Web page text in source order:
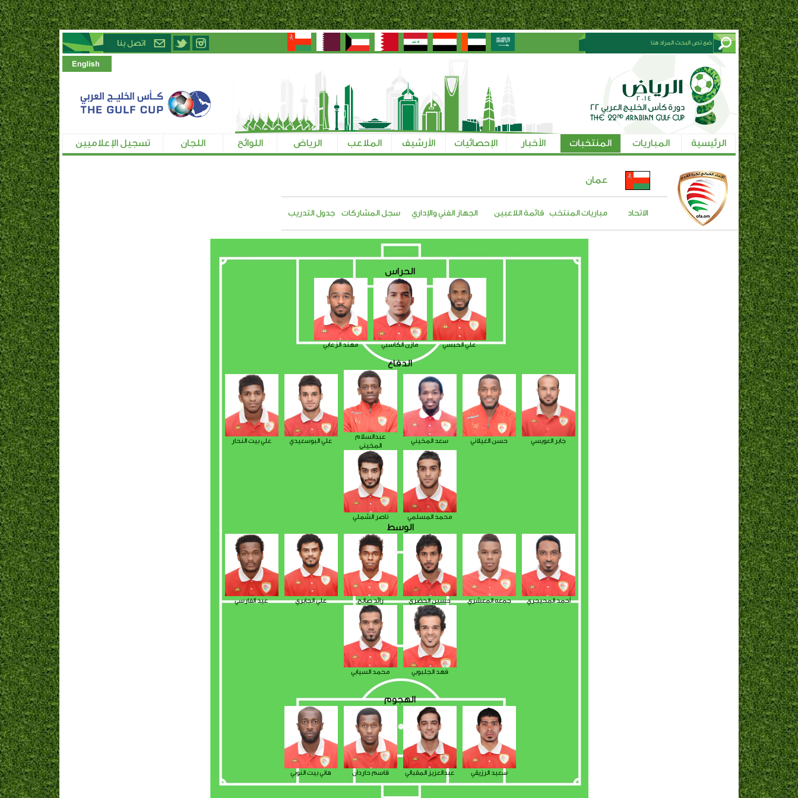
الرئيسية المباريات المنتخبات الأخبار الإحصائيات الأرشيف الملاعب الرياض اللوائح اللجان تسجيل الإعلاميين
عمان
الاتحاد مباريات المنتخب قائمة اللاعبين الجهاز الفني والإداري سجل المشاركات جدول التدريب
الحراس
علي الحبسي مازن الكاسبي مهند الزعابي
الدفاع
جابر العويسي حسن الغيلاني سعد المخيني
عبدالسلام
المخيني
علي البوسعيدي علي بيت النحار
محمد المسلمي ناصر الشملي
الوسط
أحمد المحيجري جمعه المعشري حسين الحضري رائد صالح علي الجابري عيد الفارسي
فهد الجلبوبي محمد السيابي
الهجوم
سعيد الرزيقي عبدالعزيز المقبالي قاسم حاردان هاني بيت النوبي